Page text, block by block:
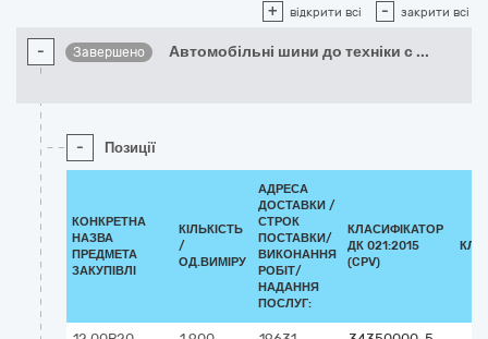
+ відкрити всі - закрити всі
- Завершено Автомобільні шини до техніки с ...
- Позиції
КОНКРЕТНА
НАЗВА
ПРЕДМЕТА
ЗАКУПІВЛІ
КІЛЬКІСТЬ
/
ОД.ВИМІРУ
АДРЕСА
ДОСТАВКИ /
СТРОК
ПОСТАВКИ/
ВИКОНАННЯ
РОБІТ/
НАДАННЯ
ПОСЛУГ:
КЛАСИФІКАТОР
ДК 021:2015
(CPV)